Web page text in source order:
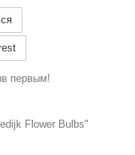
первым!
Flower Bulbs"